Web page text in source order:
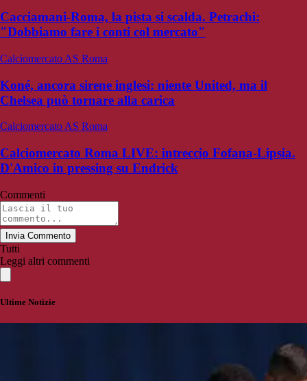
Cacciamani-Roma, la pista si scalda. Petrachi:
"Dobbiamo fare i conti col mercato"
Calciomercato AS Roma
Koné, ancora sirene inglesi: niente United, ma il
Chelsea può tornare alla carica
Calciomercato AS Roma
Calciomercato Roma LIVE: intreccio Fofana-Lipsia.
D'Amico in pressing su Endrick
Commenti
Invia Commento
Tutti
Leggi altri commenti
Ultime Notizie